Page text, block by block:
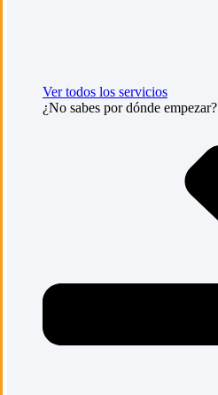
Ver todos los servicios
¿No sabes por dónde empezar?